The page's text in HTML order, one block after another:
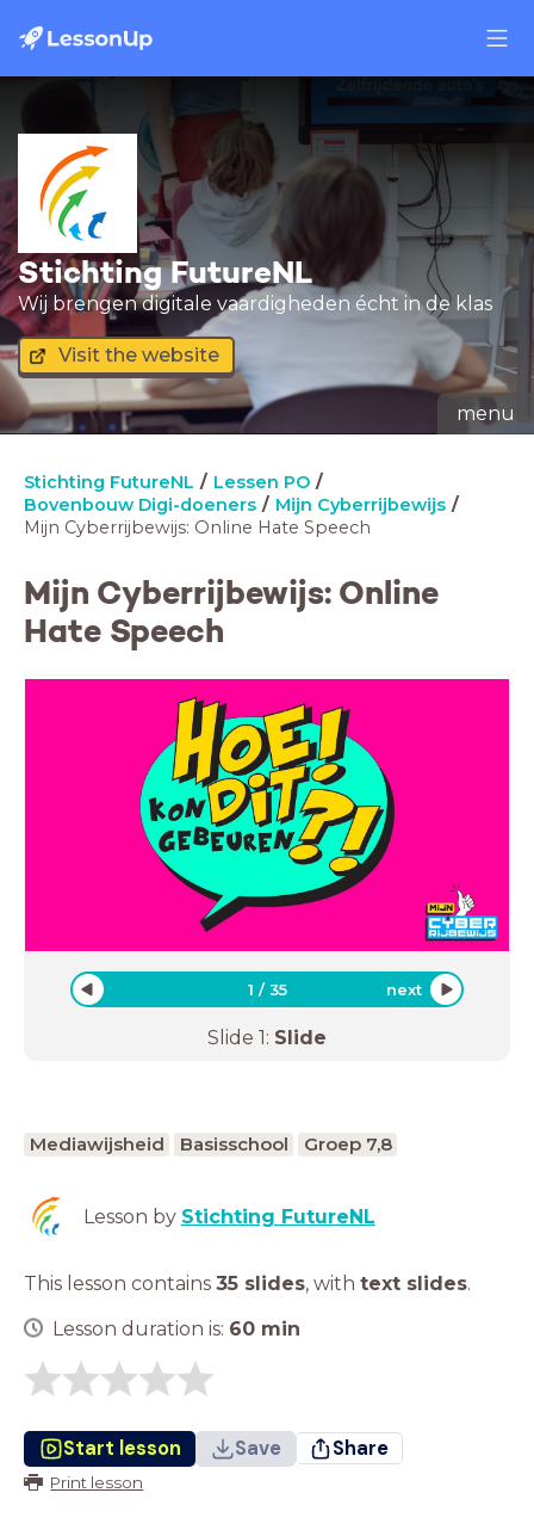
Stichting FutureNL
Wij brengen digitale vaardigheden écht in de klas
Visit the website
menu
Stichting FutureNL
Lessen PO
Bovenbouw Digi-doeners
Mijn Cyberrijbewijs
Mijn Cyberrijbewijs: Online Hate Speech
Mijn Cyberrijbewijs: Online
Hate Speech
1 /35 next
Slide 1: Slide
Mediawijsheid Basisschool Groep 7,8
Lesson by Stichting FutureNL
This lesson contains 35 slides, with text slides.
Lesson duration is: 60 min
Start lesson Save Share
Print lesson